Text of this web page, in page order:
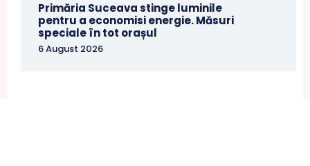
Primăria Suceava stinge luminile
pentru a economisi energie. Măsuri
speciale în tot orașul
6 August 2026